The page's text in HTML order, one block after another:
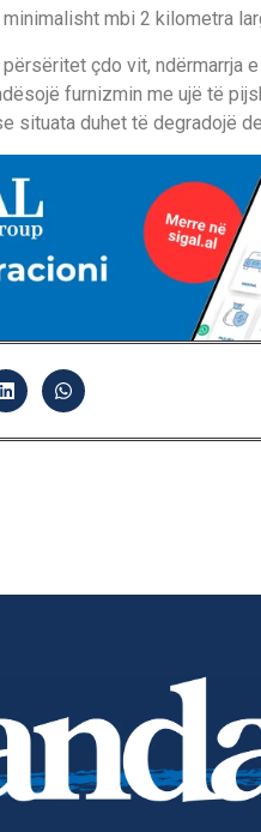
mbi 2 kilometra
çdo vit, ndërmarrja
furnizmin me ujë të
situata duhet të degradojë